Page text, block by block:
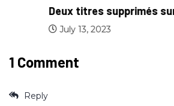
Deux titres supprimés sur le
July 13, 2023
1 Comment
Reply